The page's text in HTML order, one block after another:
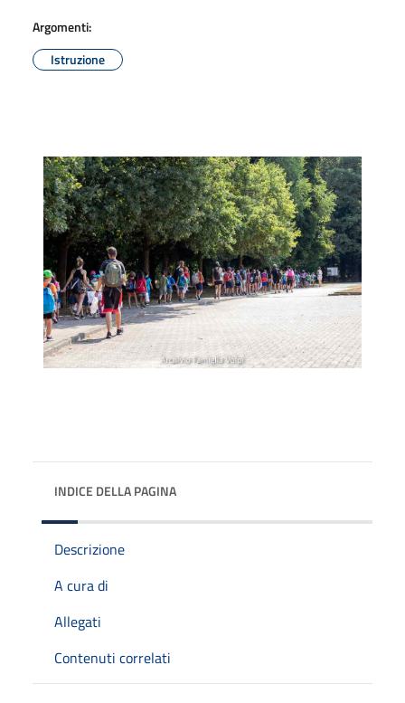
Argomenti:
Istruzione
INDICE DELLA PAGINA
Descrizione
A cura di
Allegati
Contenuti correlati